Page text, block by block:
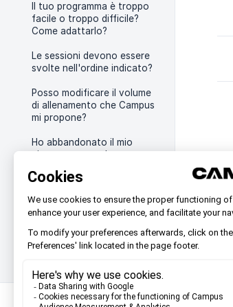
Il tuo programma è troppo
facile o troppo difficile?
Come adattarlo?
Le sessioni devono essere
svolte nell'ordine indicato?
Posso modificare il volume
di allenamento che Campus
mi propone?
Ho abbandonato il mio
piano e ora non ho
preparare la mia gara con i
fare?